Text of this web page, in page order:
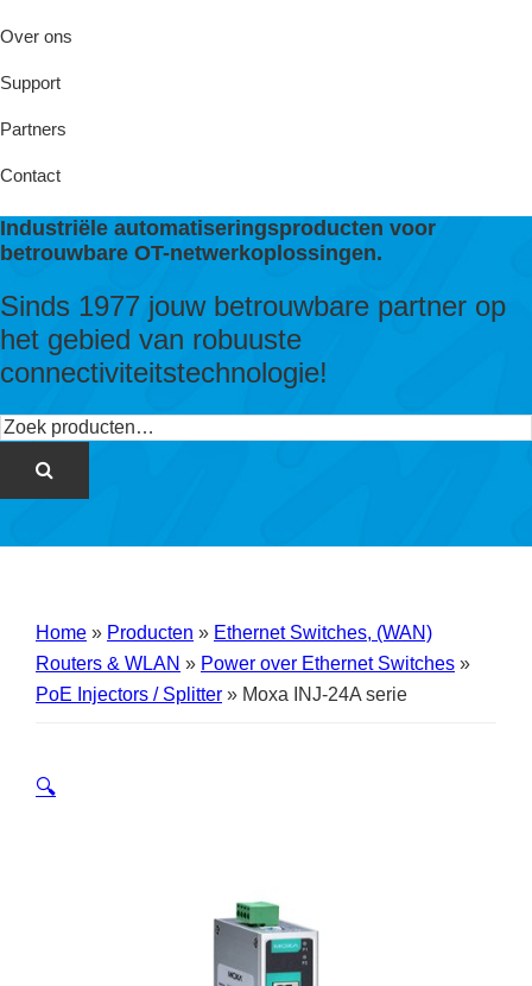
Over ons
Support
Partners
Contact
Industriële automatiseringsproducten voor
betrouwbare OT-netwerkoplossingen.
Sinds 1977 jouw betrouwbare partner op
het gebied van robuuste
connectiviteitstechnologie!
Zoeken
Home » Producten » Ethernet Switches, (WAN)
Routers & WLAN » Power over Ethernet Switches »
PoE Injectors / Splitter » Moxa INJ-24A serie
🔍